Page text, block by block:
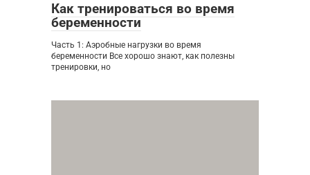
Как тренироваться во время
беременности
Часть 1: Аэробные нагрузки во время
беременности Все хорошо знают, как полезны
тренировки, но